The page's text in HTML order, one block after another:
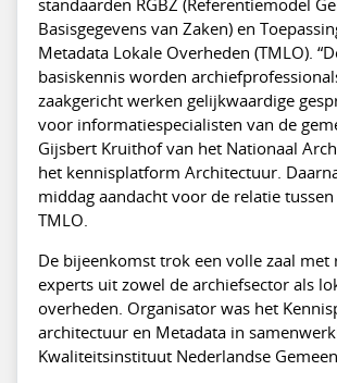
Basisgegevens van Zaken) en
Metadata Lokale Overheden (TMLO).
basiskennis worden
zaakgericht werken gelijkwaardige
voor informatiespecialisten van de
Gijsbert Kruithof van het Nationaal
het kennisplatform Architectuur.
middag aandacht voor de relatie tussen
TMLO.
De bijeenkomst trok een volle zaal met
experts uit zowel de archiefsector als
overheden. Organisator was het
architectuur en Metadata in
Kwaliteitsinstituut Nederlandse